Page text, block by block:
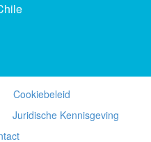
Cookiebeleid
Juridische Kennisgeving